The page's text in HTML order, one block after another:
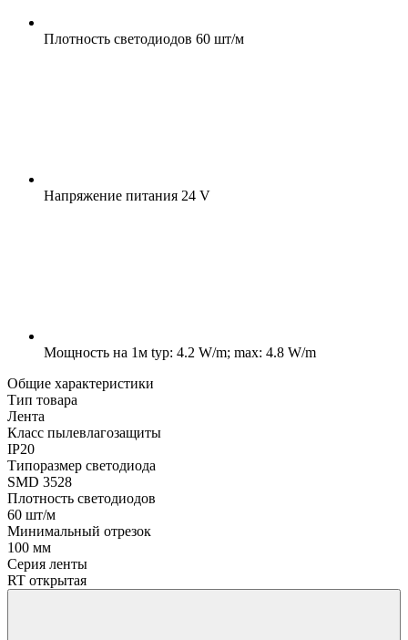
Плотность светодиодов 60 шт/м
Напряжение питания 24 V
Мощность на 1м typ: 4.2 W/m; max: 4.8 W/m
Общие характеристики
Тип товара
Лента
Класс пылевлагозащиты
IP20
Типоразмер светодиода
SMD 3528
Плотность светодиодов
60 шт/м
Минимальный отрезок
100 мм
Серия ленты
RT открытая